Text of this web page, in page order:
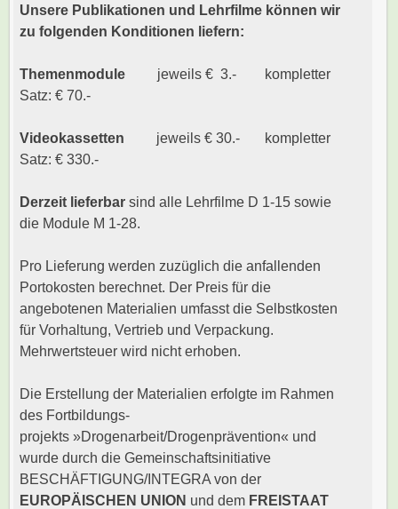
Unsere Publikationen und Lehrfilme können wir
zu folgenden Konditionen liefern:
Themenmodule jeweils € 3.- kompletter
Satz: € 70.-
Videokassetten jeweils € 30.- kompletter
Satz: € 330.-
Derzeit lieferbar sind alle Lehrfilme D 1-15 sowie
die Module M 1-28.
Pro Lieferung werden zuzüglich die anfallenden
Portokosten berechnet. Der Preis für die
angebotenen Materialien umfasst die Selbstkosten
für Vorhaltung, Vertrieb und Verpackung.
Mehrwertsteuer wird nicht erhoben.
Die Erstellung der Materialien erfolgte im Rahmen
des Fortbildungs-
projekts »Drogenarbeit/Drogenprävention« und
wurde durch die Gemeinschaftsinitiative
BESCHÄFTIGUNG/INTEGRA von der
EUROPÄISCHEN UNION und dem FREISTAAT